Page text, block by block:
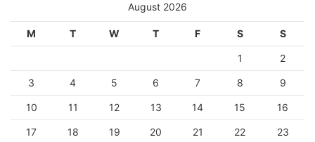
August 2026
M T W T F S S
1 2
3 4 5 6 7 8 9
10 11 12 13 14 15 16
17 18 19 20 21 22 23